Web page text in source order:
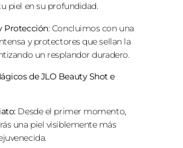
piel en su profundidad.
Protección: Concluimos con una
y protectores que sellan la
un resplandor duradero.
de JLO Beauty Shot e
Desde el primer momento,
una piel visiblemente más